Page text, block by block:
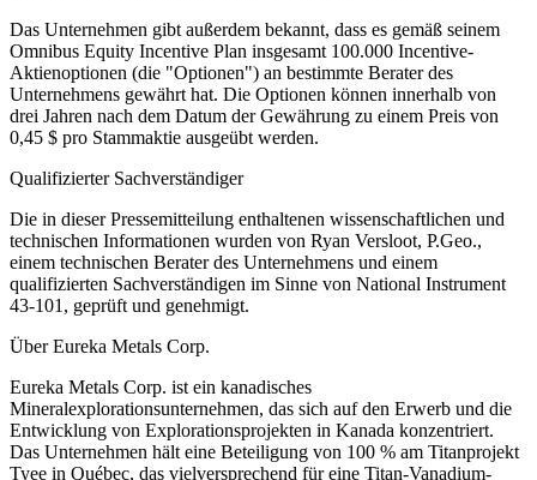
Das Unternehmen gibt außerdem bekannt, dass es gemäß seinem
Omnibus Equity Incentive Plan insgesamt 100.000 Incentive-
Aktienoptionen (die "Optionen") an bestimmte Berater des
Unternehmens gewährt hat. Die Optionen können innerhalb von
drei Jahren nach dem Datum der Gewährung zu einem Preis von
0,45 $ pro Stammaktie ausgeübt werden.
Qualifizierter Sachverständiger
Die in dieser Pressemitteilung enthaltenen wissenschaftlichen und
technischen Informationen wurden von Ryan Versloot, P.Geo.,
einem technischen Berater des Unternehmens und einem
qualifizierten Sachverständigen im Sinne von National Instrument
43-101, geprüft und genehmigt.
Über Eureka Metals Corp.
Eureka Metals Corp. ist ein kanadisches
Mineralexplorationsunternehmen, das sich auf den Erwerb und die
Entwicklung von Explorationsprojekten in Kanada konzentriert.
Das Unternehmen hält eine Beteiligung von 100 % am Titanprojekt
Tyee in Québec, das vielversprechend für eine Titan-Vanadium-